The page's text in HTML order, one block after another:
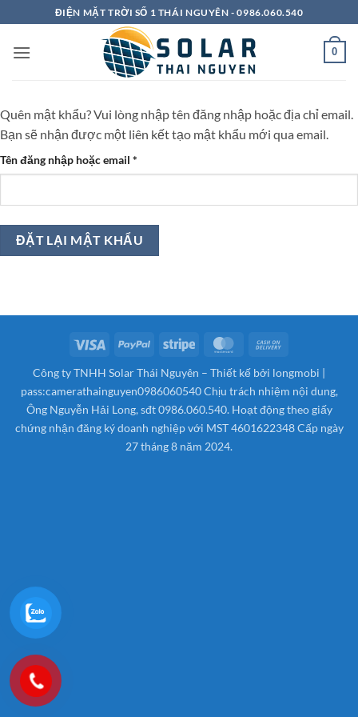
qua
nội
ĐIỆN MẶT TRỜI SỐ 1 THÁI NGUYÊN - 0986.060.540
0
Quên mật khẩu? Vui lòng nhập tên đăng nhập hoặc địa chỉ email.
Bạn sẽ nhận được một liên kết tạo mật khẩu mới qua email.
Tên đăng nhập hoặc email *
buộc
ĐẶT LẠI MẬT KHẨU
Visa PayPal Stripe MasterCard
Delivery
Công ty TNHH Solar Thái Nguyên – Thiết kế bởi longmobi |
pass:camerathainguyen0986060540 Chịu trách nhiệm nội dung,
Ông Nguyễn Hải Long, sđt 0986.060.540. Hoạt động theo giấy
chứng nhận đăng ký doanh nghiệp với MST 4601622348 Cấp ngày
27 tháng 8 năm 2024.